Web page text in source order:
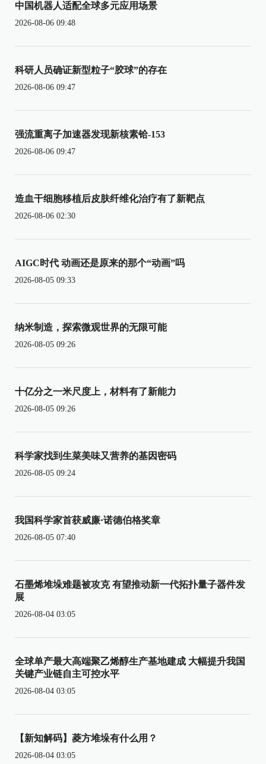
中国机器人适配全球多元应用场景
2026-08-06 09:48
科研人员确证新型粒子“胶球”的存在
2026-08-06 09:47
强流重离子加速器发现新核素铪-153
2026-08-06 09:47
造血干细胞移植后皮肤纤维化治疗有了新靶点
2026-08-06 02:30
AIGC时代 动画还是原来的那个“动画”吗
2026-08-05 09:33
纳米制造，探索微观世界的无限可能
2026-08-05 09:26
十亿分之一米尺度上，材料有了新能力
2026-08-05 09:26
科学家找到生菜美味又营养的基因密码
2026-08-05 09:24
我国科学家首获威廉·诺德伯格奖章
2026-08-05 07:40
石墨烯堆垛难题被攻克 有望推动新一代拓扑量子器件发
展
2026-08-04 03:05
全球单产最大高端聚乙烯醇生产基地建成 大幅提升我国
关键产业链自主可控水平
2026-08-04 03:05
【新知解码】菱方堆垛有什么用？
2026-08-04 03:05